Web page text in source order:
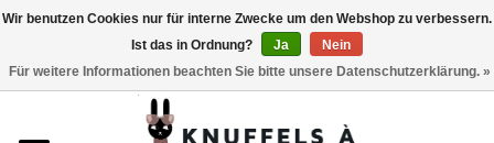
Wir benutzen Cookies nur für interne Zwecke um den Webshop zu verbessern.
Ist das in Ordnung?
Ja
Nein
Für weitere Informationen beachten Sie bitte unsere Datenschutzerklärung. »